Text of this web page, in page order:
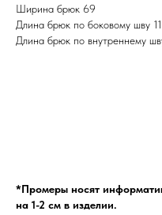
Ширина брюк 69
Длина брюк по боковому шву
Длина брюк по внутреннему
*Промеры носят
на 1-2 см в изделии.